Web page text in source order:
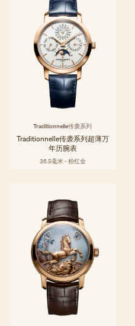
Traditionnelle传袭系列
Traditionnelle传袭系列超薄万
年历腕表
36.5毫米 - 粉红金